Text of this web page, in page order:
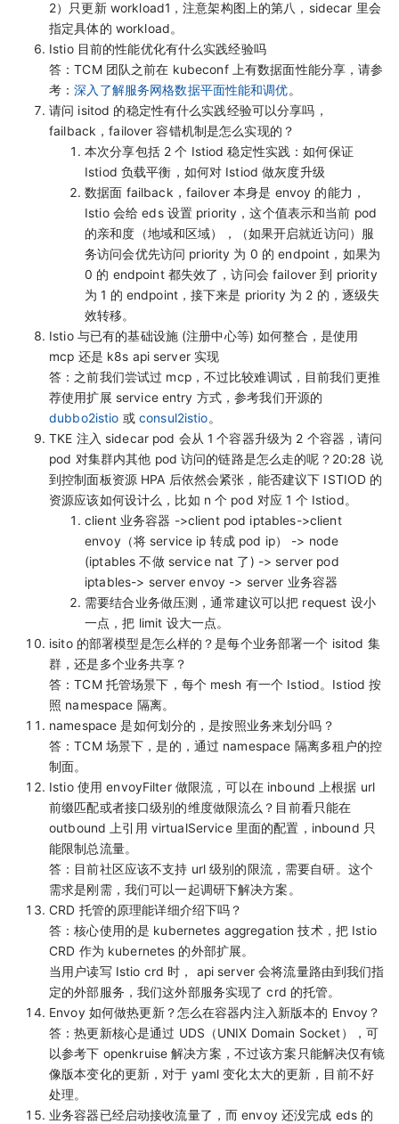
2）只更新 workload1，注意架构图上的第八，sidecar 里会
指定具体的 workload。
Istio 目前的性能优化有什么实践经验吗
答：TCM 团队之前在 kubeconf 上有数据面性能分享，请参
考：深入了解服务网格数据平面性能和调优。
请问 isitod 的稳定性有什么实践经验可以分享吗，
failback，failover 容错机制是怎么实现的？
本次分享包括 2 个 Istiod 稳定性实践：如何保证
Istiod 负载平衡，如何对 Istiod 做灰度升级
数据面 failback，failover 本身是 envoy 的能力，
Istio 会给 eds 设置 priority，这个值表示和当前 pod
的亲和度（地域和区域），（如果开启就近访问）服
务访问会优先访问 priority 为 0 的 endpoint，如果为
0 的 endpoint 都失效了，访问会 failover 到 priority
为 1 的 endpoint，接下来是 priority 为 2 的，逐级失
效转移。
Istio 与已有的基础设施 (注册中心等) 如何整合，是使用
mcp 还是 k8s api server 实现
答：之前我们尝试过 mcp，不过比较难调试，目前我们更推
荐使用扩展 service entry 方式，参考我们开源的
dubbo2istio 或 consul2istio。
TKE 注入 sidecar pod 会从 1 个容器升级为 2 个容器，请问
pod 对集群内其他 pod 访问的链路是怎么走的呢？20:28 说
到控制面板资源 HPA 后依然会紧张，能否建议下 ISTIOD 的
资源应该如何设计么，比如 n 个 pod 对应 1 个 Istiod。
client 业务容器 ->client pod iptables->client
envoy（将 service ip 转成 pod ip） -> node
(iptables 不做 service nat 了) -> server pod
iptables-> server envoy -> server 业务容器
需要结合业务做压测，通常建议可以把 request 设小
一点，把 limit 设大一点。
isito 的部署模型是怎么样的？是每个业务部署一个 isitod 集
群，还是多个业务共享？
答：TCM 托管场景下，每个 mesh 有一个 Istiod。Istiod 按
照 namespace 隔离。
namespace 是如何划分的，是按照业务来划分吗？
答：TCM 场景下，是的，通过 namespace 隔离多租户的控
制面。
Istio 使用 envoyFilter 做限流，可以在 inbound 上根据 url
前缀匹配或者接口级别的维度做限流么？目前看只能在
outbound 上引用 virtualService 里面的配置，inbound 只
能限制总流量。
答：目前社区应该不支持 url 级别的限流，需要自研。这个
需求是刚需，我们可以一起调研下解决方案。
CRD 托管的原理能详细介绍下吗？
答：核心使用的是 kubernetes aggregation 技术，把 Istio
CRD 作为 kubernetes 的外部扩展。
当用户读写 Istio crd 时， api server 会将流量路由到我们指
定的外部服务，我们这外部服务实现了 crd 的托管。
Envoy 如何做热更新？怎么在容器内注入新版本的 Envoy？
答：热更新核心是通过 UDS（UNIX Domain Socket），可
以参考下 openkruise 解决方案，不过该方案只能解决仅有镜
像版本变化的更新，对于 yaml 变化太大的更新，目前不好
处理。
业务容器已经启动接收流量了，而 envoy 还没完成 eds 的